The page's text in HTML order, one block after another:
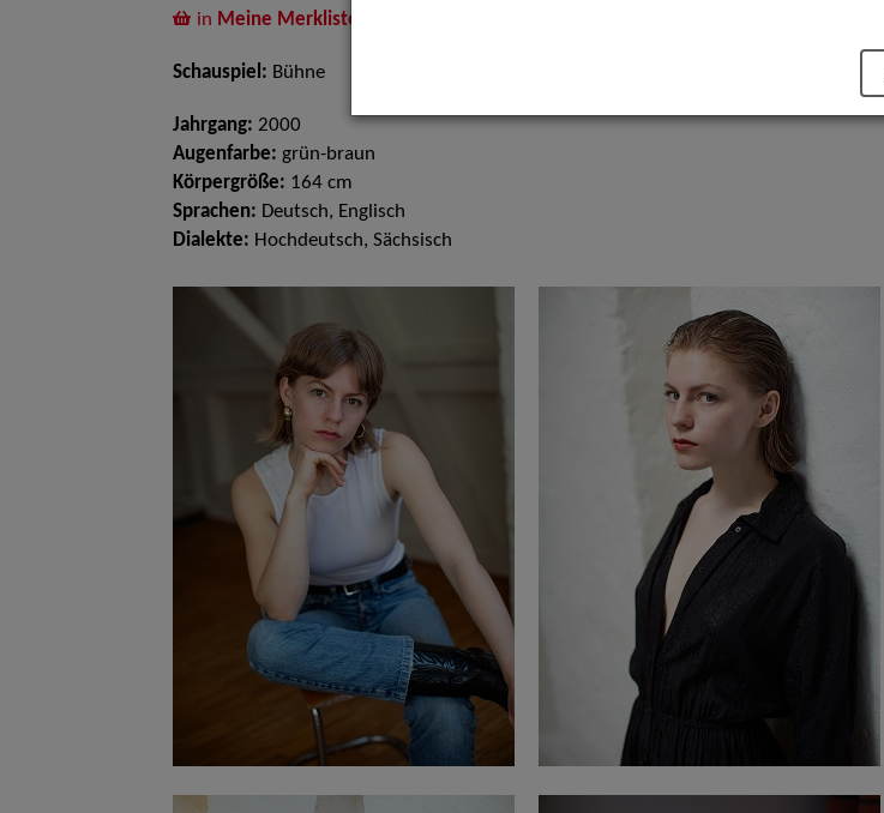
in Meine Merkliste
Schauspiel: Bühne
Jahrgang: 2000
Augenfarbe: grün-braun
Körpergröße: 164 cm
Sprachen: Deutsch, Englisch
Dialekte: Hochdeutsch, Sächsisch